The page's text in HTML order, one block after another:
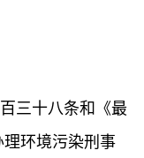
三十八条和《最
环境污染刑事